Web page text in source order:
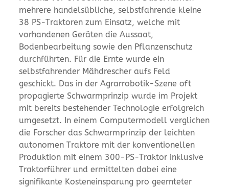
mehrere handelsübliche, selbstfahrende kleine
38 PS-Traktoren zum Einsatz, welche mit
vorhandenen Geräten die Aussaat,
Bodenbearbeitung sowie den Pflanzenschutz
durchführten. Für die Ernte wurde ein
selbstfahrender Mähdrescher aufs Feld
geschickt. Das in der Agrarrobotik-Szene oft
propagierte Schwarmprinzip wurde im Projekt
mit bereits bestehender Technologie erfolgreich
umgesetzt. In einem Computermodell verglichen
die Forscher das Schwarmprinzip der leichten
autonomen Traktore mit der konventionellen
Produktion mit einem 300-PS-Traktor inklusive
Traktorführer und ermittelten dabei eine
signifikante Kosteneinsparung pro geernteter